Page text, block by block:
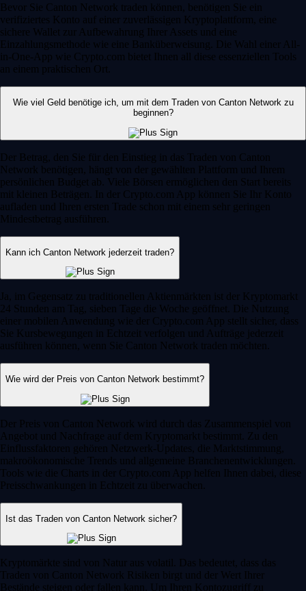
Bevor Sie Canton Network traden können, benötigen Sie ein
verifiziertes Konto auf einer zuverlässigen Kryptoplattform, eine
sichere Wallet zur Aufbewahrung Ihrer Assets und eine
Einzahlungsmethode wie eine Banküberweisung. Die Wahl einer All-
in-One-App wie Crypto.com bietet Ihnen all diese essenziellen Tools
an einem praktischen Ort.
Wie viel Geld benötige ich, um mit dem Traden von Canton Network zu
beginnen?
Der Betrag, den Sie für den Einstieg in das Traden von Canton
Network benötigen, hängt von der gewählten Plattform und Ihrem
persönlichen Budget ab. Viele Börsen ermöglichen den Start bereits
mit kleinen Beträgen. In der Crypto.com App können Sie Ihr Konto
aufladen und Ihren ersten Trade schon mit einem sehr geringen
Mindestbetrag ausführen.
Kann ich Canton Network jederzeit traden?
Ja, im Gegensatz zu traditionellen Aktienmärkten ist der Kryptomarkt
24 Stunden am Tag, sieben Tage die Woche geöffnet. Die Nutzung
einer mobilen Anwendung wie der Crypto.com App stellt sicher, dass
Sie Kursbewegungen in Echtzeit verfolgen und Aufträge jederzeit
ausführen können, wenn Sie Canton Network traden möchten.
Wie wird der Preis von Canton Network bestimmt?
Der Preis von Canton Network wird durch das Zusammenspiel von
Angebot und Nachfrage auf dem Kryptomarkt bestimmt. Zu den
Einflussfaktoren gehören Netzwerk-Updates, die Marktstimmung,
makroökonomische Trends und allgemeine Branchenentwicklungen.
Tools wie die Charts in der Crypto.com App helfen Ihnen dabei, diese
Preisschwankungen in Echtzeit zu überwachen.
Ist das Traden von Canton Network sicher?
Kryptomärkte sind von Natur aus volatil. Das bedeutet, dass das
Traden von Canton Network Risiken birgt und der Wert Ihrer
Bestände steigen oder fallen kann. Um Ihren Kontozugriff zu